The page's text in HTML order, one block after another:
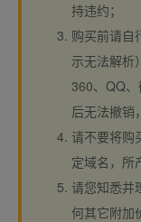
持违约；
购买前请自
示无法解析
360、QQ
后无法撤销
请不要将购
定域名，所
请您知悉并
何其它附加